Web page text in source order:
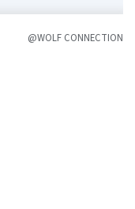
@WOLF CONNECTION